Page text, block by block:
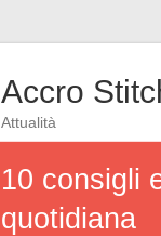
Accro
Attualità
10 consigli
quotidiana